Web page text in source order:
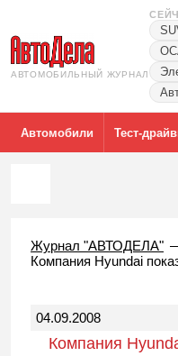
АВТОМОБИЛЬНЫЙ ЖУРНАЛ
Автомобили Тест-
Журнал "АВТОДЕЛА"
Компания Hyundai
04.09.2008
Компания